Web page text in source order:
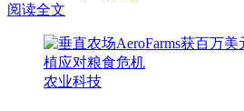
阅读全文
农业科技